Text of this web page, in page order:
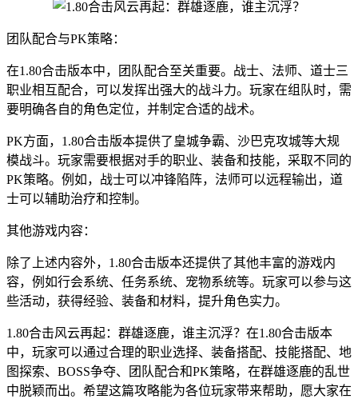
团队配合与PK策略：
在1.80合击版本中，团队配合至关重要。战士、法师、道士三
职业相互配合，可以发挥出强大的战斗力。玩家在组队时，需
要明确各自的角色定位，并制定合适的战术。
PK方面，1.80合击版本提供了皇城争霸、沙巴克攻城等大规
模战斗。玩家需要根据对手的职业、装备和技能，采取不同的
PK策略。例如，战士可以冲锋陷阵，法师可以远程输出，道
士可以辅助治疗和控制。
其他游戏内容：
除了上述内容外，1.80合击版本还提供了其他丰富的游戏内
容，例如行会系统、任务系统、宠物系统等。玩家可以参与这
些活动，获得经验、装备和材料，提升角色实力。
1.80合击风云再起：群雄逐鹿，谁主沉浮？在1.80合击版本
中，玩家可以通过合理的职业选择、装备搭配、技能搭配、地
图探索、BOSS争夺、团队配合和PK策略，在群雄逐鹿的乱世
中脱颖而出。希望这篇攻略能为各位玩家带来帮助，愿大家在